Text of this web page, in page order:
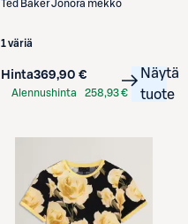
Ted BakerJonora mekko
1 väriä
Hinta369,90 €
Alennushinta
258,93 €
Näytä
tuote